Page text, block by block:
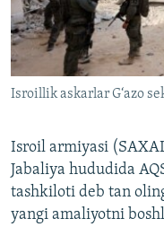
Isroillik askarlar G‘azo
Isroil armiyasi
Jabaliya hududida
tashkiloti deb tan
yangi amaliyotni